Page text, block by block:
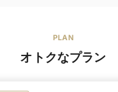
PLAN
オトクなプラン